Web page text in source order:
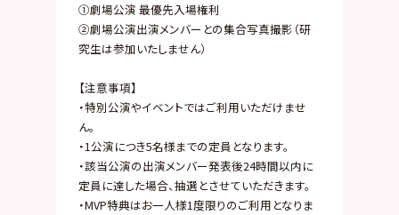
①劇場公演 最優先入場権利
②劇場公演出演メンバーとの集合写真撮影（研
究生は参加いたしません）
【注意事項】
・特別公演やイベントではご利用いただけませ
ん。
・1公演につき5名様までの定員となります。
・該当公演の出演メンバー発表後24時間以内に
定員に達した場合、抽選とさせていただきます。
・MVP特典はお一人様1度限りのご利用となりま